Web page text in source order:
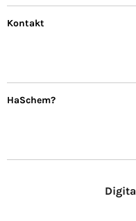
Kontakt
HaSchem?